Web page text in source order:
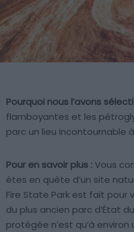
Pourquoi nous l’avons
flamboyantes et les
parc un lieu incontournable
Pour en savoir plus :Vous
êtes en quête d’un site
Fire State Park est fait pour
du plus ancien parc d’État
protégée n’est qu’à